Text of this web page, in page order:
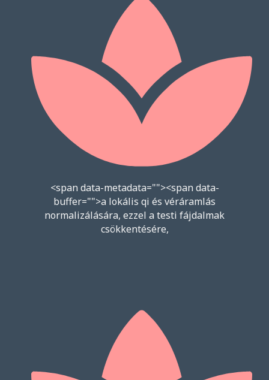
<span data-metadata=""><span data-
buffer="">a lokális qi és véráramlás
normalizálására, ezzel a testi fájdalmak
csökkentésére,